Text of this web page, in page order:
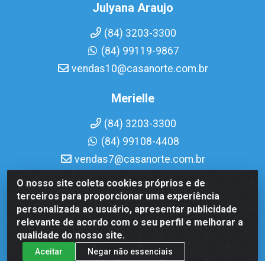
O nosso site coleta cookies próprios e de
terceiros para proporcionar uma experiência
personalizada ao usuário, apresentar publicidade
relevante de acordo com o seu perfil e melhorar a
qualidade do nosso site.
Aceitar Negar não essenciais
Julyana Araujo
(84) 3203-3300
(84) 99119-9867
vendas10@casanorte.com.br
Merielle
(84) 3203-3300
(84) 99108-4408
vendas7@casanorte.com.br
Casa Norte LTDA - Av. Interventor Mário Câmara, 1815 - Dix-
Sept Rosado, Natal/RN - CEP 59054-600 - CNPJ
08.713.513/0001-51